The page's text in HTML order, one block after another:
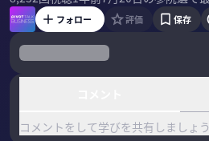
フォロー 評価 保存
コメントをして学びを共有しましょう